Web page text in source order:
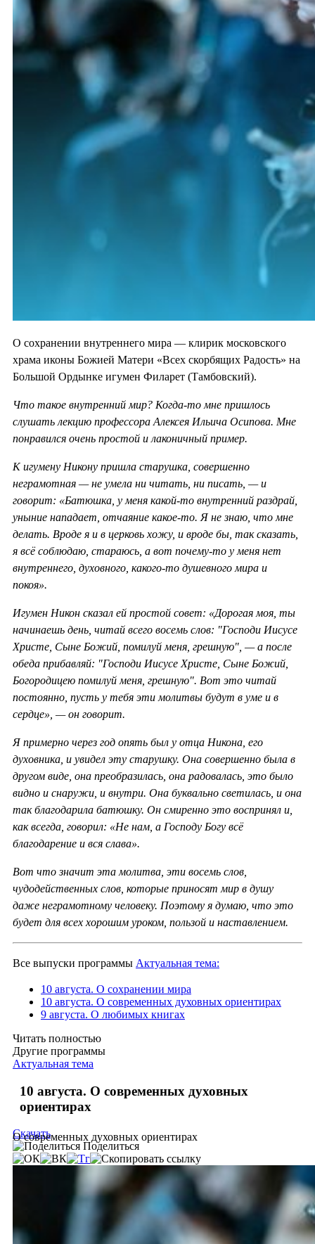
О сохранении внутреннего мира — клирик московского
храма иконы Божией Матери «Всех скорбящих Радость» на
Большой Ордынке игумен Филарет (Тамбовский).
Что такое внутренний мир? Когда-то мне пришлось
слушать лекцию профессора Алексея Ильича Осипова. Мне
понравился очень простой и лаконичный пример.
К игумену Никону пришла старушка, совершенно
неграмотная — не умела ни читать, ни писать, — и
говорит: «Батюшка, у меня какой-то внутренний раздрай,
уныние нападает, отчаяние какое-то. Я не знаю, что мне
делать. Вроде я и в церковь хожу, и вроде бы, так сказать,
я всё соблюдаю, стараюсь, а вот почему-то у меня нет
внутреннего, духовного, какого-то душевного мира и
покоя».
Игумен Никон сказал ей простой совет: «Дорогая моя, ты
начинаешь день, читай всего восемь слов: "Господи Иисусе
Христе, Сыне Божий, помилуй меня, грешную", — а после
обеда прибавляй: "Господи Иисусе Христе, Сыне Божий,
Богородицею помилуй меня, грешную". Вот это читай
постоянно, пусть у тебя эти молитвы будут в уме и в
сердце», — он говорит.
Я примерно через год опять был у отца Никона, его
духовника, и увидел эту старушку. Она совершенно была в
другом виде, она преобразилась, она радовалась, это было
видно и снаружи, и внутри. Она буквально светилась, и она
так благодарила батюшку. Он смиренно это воспринял и,
как всегда, говорил: «Не нам, а Господу Богу всё
благодарение и вся слава».
Вот что значит эта молитва, эти восемь слов,
чудодейственных слов, которые приносят мир в душу
даже неграмотному человеку. Поэтому я думаю, что это
будет для всех хорошим уроком, пользой и наставлением.
Все выпуски программы Актуальная тема:
10 августа. О сохранении мира
10 августа. О современных духовных ориентирах
9 августа. О любимых книгах
Читать полностью
Другие программы
Актуальная тема
10 августа. О современных духовных
ориентирах
О современных духовных ориентирах
Скачать
Поделиться